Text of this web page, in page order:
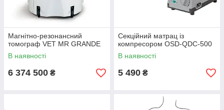
Магнітно-резонансний
томограф VET MR GRANDE
В наявності
6 374 500 ₴
Секційний матрац із
компресором OSD-QDC-500
В наявності
5 490 ₴